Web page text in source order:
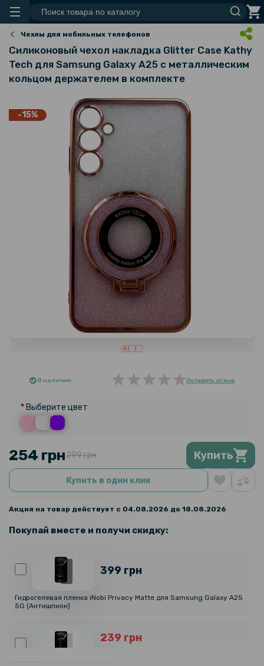
Чехлы для мобильных телефонов
Силиконовый чехол накладка Glitter Case Kathy
Tech для Samsung Galaxy A25​ с металлическим
кольцом держателем в комплекте
-15%
В наличии Оставить отзыв
Выберите цвет
254 грн299 грн Купить
Купить в один клик
Акция на товар действует с 04.08.2026 до 18.08.2026
Покупай вместе и получи скидку:
399 грн
Гидрогелевая пленка iNobi Privacy Matte для Samsung Galaxy A25
5G (Антишпион)
239 грн